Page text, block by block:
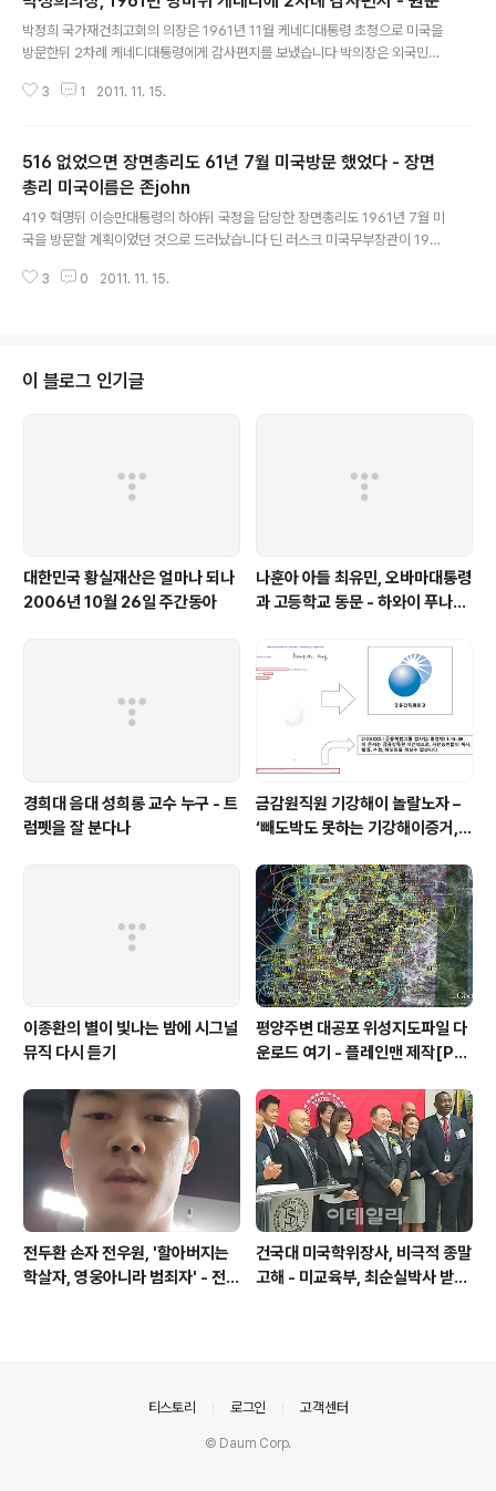
박정희 국가재건최고회의 의장은 1961년 11월 케네디대통령 초청으로 미국을
방문한뒤 2차례 케네디대통령에게 감사편지를 보냈습니다 박의장은 외국민항
방문, 케네디대통령과 2차례 면담을 한뒤 11월 17일과 11월 28일 두차례 감사
- 50년전오늘, 박정희 방미, 외국민항기-군용기 빌려타고 4번기착뒤 사흘걸려
워싱턴도착 : 미국무부 문서 2011/11/11 - [기타1] - 516 없었으면 장면총리도
61년 7월 미국방문 했었다 - 미국무부 비밀전문 11월..
3 1 2011. 11. 15.
516 없었으면 장면총리도 61년 7월 미국방문 했었다 - 장면
총리 미국이름은 존john
419 혁명뒤 이승만대통령의 하야뒤 국정을 담당한 장면총리도 1961년 7월 미
국을 방문할 계획이었던 것으로 드러났습니다 딘 러스크 미국무부장관이 1961
대한 메모를 보냈습니다 2011/11/13 - [기타1] - 박정희, '케네디각하, 군정연
년 방미뒤 케네디에 2차례 감사편지 - 원문 이 메모에 따르면 러스크 국무장관
은 당신[케네디대통령]이 최근 승인한 장면 한국총리의 ..
3 0 2011. 11. 15.
이 블로그 인기글
대한민국 황실재산은 얼마나 되나
2006년 10월 26일 주간동아
나훈아 아들 최유민, 오바마대통령
과 고등학교 동문 - 하와이 푸나호
경희대 음대 성희롱 교수 누구 - 트
럼펫을 잘 분다나
금감원직원 기강해이 놀랄노자 –
‘빼도박도 못하는 기강해이증거,
가상화폐사기 연방 법원 소송장 보
니 금감원 컴퓨터서 출력 – 개인 소
송장에 ‘금감..
이종환의 별이 빛나는 밤에 시그널
뮤직 다시 듣기
평양주변 대공포 위성지도파일 다
운로드 여기 - 플레인맨 제작[PL
전두환 손자 전우원, '할아버지는
학살자, 영웅아니라 범죄자' - 전재
건국대 미국학위장사, 비극적 종말
고해 - 미교육부, 최순실박사 받은
티스토리 로그인 고객센터
© Daum Corp.